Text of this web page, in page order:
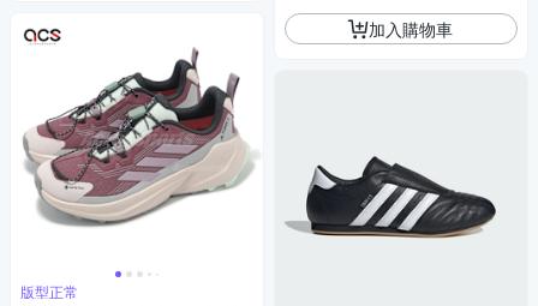
版型正常
加入購物車